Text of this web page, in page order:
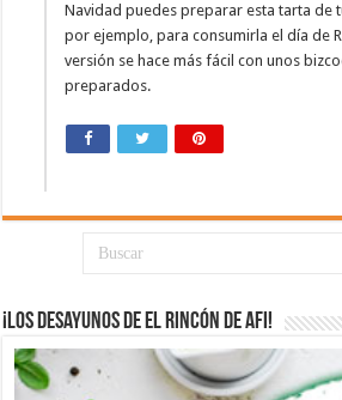
Navidad puedes preparar esta tarta de
por ejemplo, para consumirla el día de
versión se hace más fácil con unos
preparados.
¡Los desayunos de El Rincón de Afi!